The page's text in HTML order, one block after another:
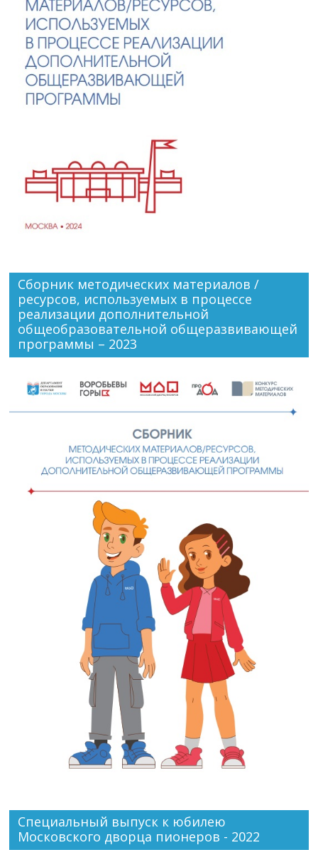
Сборник методических материалов /
ресурсов, используемых в процессе
реализации дополнительной
общеобразовательной общеразвивающей
программы – 2023
Специальный выпуск к юбилею
Московского дворца пионеров - 2022